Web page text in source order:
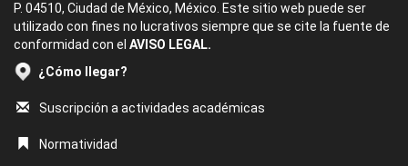
P. 04510, Ciudad de México, México. Este sitio web puede ser
utilizado con fines no lucrativos siempre que se cite la fuente de
conformidad con el AVISO LEGAL.
¿Cómo llegar?
Suscripción a actividades académicas
Normatividad